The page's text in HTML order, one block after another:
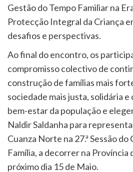
Gestão do Tempo Familiar na
Protecção Integral da Criança
desafios e perspectivas.
Ao final do encontro, os
compromisso colectivo de
construção de famílias mais
sociedade mais justa, solidária
bem-estar da população e
Naldir Saldanha para
Cuanza Norte na 27.ª Sessão
Família, a decorrer na Província
próximo dia 15 de Maio.